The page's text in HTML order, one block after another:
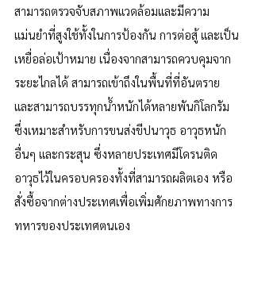
สามารถตรวจจับสภาพแวดล้อมและมีความ
แม่นยำที่สูงใช้ทั้งในการป้องกัน การต่อสู้ และเป็น
เหยื่อล่อเป้าหมาย เนื่องจากสามารถควบคุมจาก
ระยะไกลได้ สามารถเข้าถึงในพื้นที่ที่อันตราย
และสามารถบรรทุกน้ำหนักได้หลายพันกิโลกรัม
ซึ่งเหมาะสำหรับการขนส่งขีปนาวุธ อาวุธหนัก
อื่นๆ และกระสุน ซึ่งหลายประเทศมีโดรนติด
อาวุธไว้ในครอบครองทั้งที่สามารถผลิตเอง หรือ
สั่งซื้อจากต่างประเทศเพื่อเพิ่มศักยภาพทางการ
ทหารของประเทศตนเอง